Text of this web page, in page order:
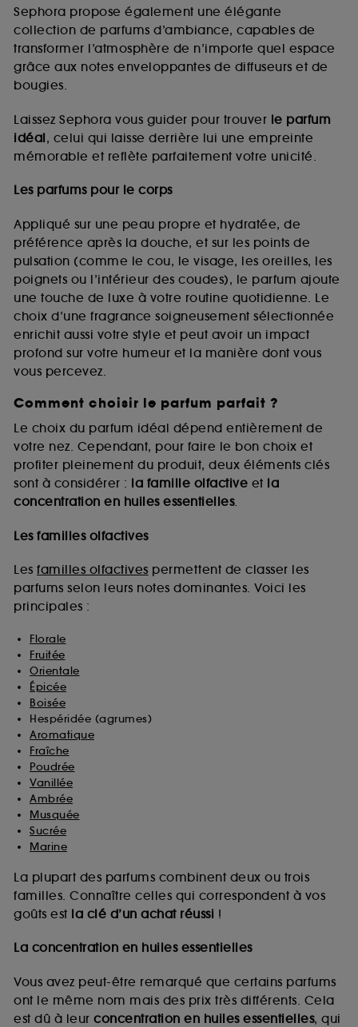
Sephora propose également une élégante
collection de parfums d’ambiance, capables de
transformer l’atmosphère de n’importe quel espace
grâce aux notes enveloppantes de diffuseurs et de
bougies.
Laissez Sephora vous guider pour trouver le parfum
idéal, celui qui laisse derrière lui une empreinte
mémorable et reflète parfaitement votre unicité.
Les parfums pour le corps
Appliqué sur une peau propre et hydratée, de
préférence après la douche, et sur les points de
pulsation (comme le cou, le visage, les oreilles, les
poignets ou l’intérieur des coudes), le parfum ajoute
une touche de luxe à votre routine quotidienne. Le
choix d’une fragrance soigneusement sélectionnée
enrichit aussi votre style et peut avoir un impact
profond sur votre humeur et la manière dont vous
vous percevez.
Comment choisir le parfum parfait ?
Le choix du parfum idéal dépend entièrement de
votre nez. Cependant, pour faire le bon choix et
profiter pleinement du produit, deux éléments clés
sont à considérer : la famille olfactive et la
concentration en huiles essentielles.
Les familles olfactives
Les familles olfactives permettent de classer les
parfums selon leurs notes dominantes. Voici les
principales :
Florale
Fruitée
Orientale
Épicée
Boisée
Hespéridée (agrumes)
Aromatique
Fraîche
Poudrée
Vanillée
Ambrée
Musquée
Sucrée
Marine
La plupart des parfums combinent deux ou trois
familles. Connaître celles qui correspondent à vos
goûts est la clé d’un achat réussi !
La concentration en huiles essentielles
Vous avez peut-être remarqué que certains parfums
ont le même nom mais des prix très différents. Cela
est dû à leur concentration en huiles essentielles, qui
de vous plaire via des publicités, y compris sur des
sites tiers et sur les réseaux sociaux, sur la base
des pages que vous avez consultées, de votre
navigation, et de l'historique de vos interactions.
d’en améliorer la performance.
Cookies de sécurisation des paiements en ligne :
fraudes aux moyens de paiement et les
usurpations d’identité.
Cookies fonctionnels :il s’agit de cookies
permettant l’affichage et/ou la fourniture de
certaines fonctionnalités du site, tel que les
cookies d’authentification qui sont utilisés afin de
vous faire bénéficier de l’authentification
prolongée vous permettant d’accéder à votre
compte lors de votre prochaine visite sur le site
sans saisir à nouveau votre identifiant et mot de
passe.
A l'exception des cookies techniques, le dépôt et la
lecture de ces traceurs requiert votre accord. Vous
pouvez personnaliser vos choix concernant le dépôt
de ces cookies grâce au bouton "personnaliser mes
choix" ci-dessous ou décider de "tout accepter".
Sephora pourra associer les informations de
navigation collectées par ces Cookies, pour les
collectées ou générées lors de votre activité en ligne
sur "continuer sans accepter". Voous pouvez à tout
moment choisir de retirer votrte consentement. Si vous
souhaitez obtenir plus d'information sur les cookies
utilisés, cliquez